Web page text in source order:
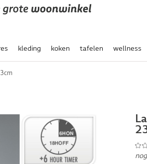
kleding koken tafelen wellness